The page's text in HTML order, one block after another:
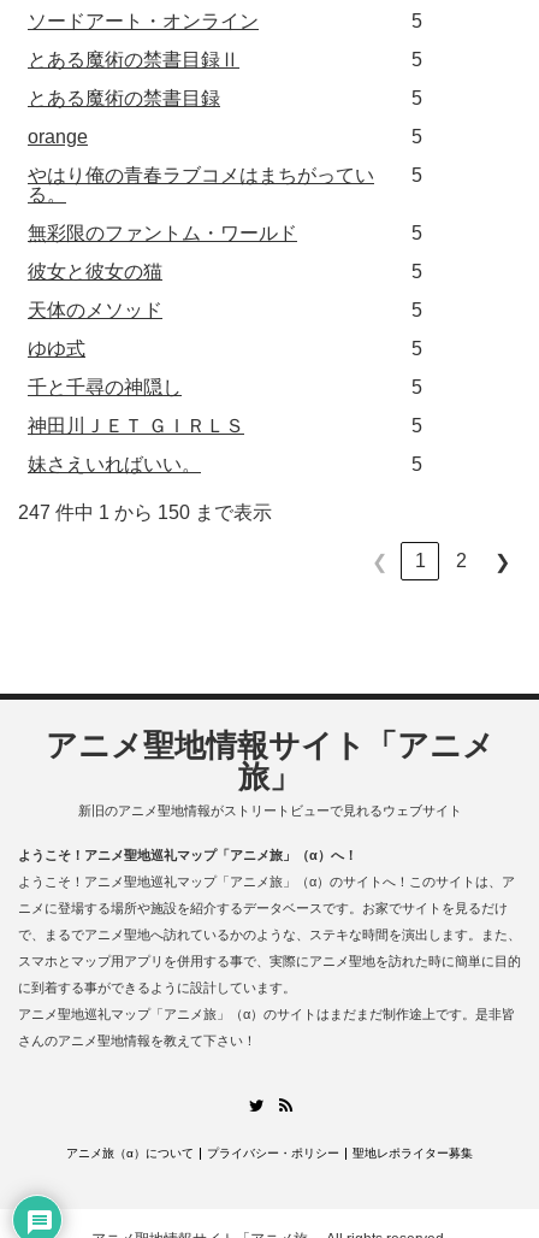
ソードアート・オンライン
5
とある魔術の禁書目録Ⅱ
5
とある魔術の禁書目録
5
orange
5
やはり俺の青春ラブコメはまちがってい
る。
5
無彩限のファントム・ワールド
5
彼女と彼女の猫
5
天体のメソッド
5
ゆゆ式
5
千と千尋の神隠し
5
神田川ＪＥＴ ＧＩＲＬＳ
5
妹さえいればいい。
5
247 件中 1 から 150 まで表示
❮ 1 2 ❯
アニメ聖地情報サイト「アニメ
旅」
新旧のアニメ聖地情報がストリートビューで見れるウェブサイト
ようこそ！アニメ聖地巡礼マップ「アニメ旅」（α）へ！
ようこそ！アニメ聖地巡礼マップ「アニメ旅」（α）のサイトへ！このサイトは、ア
ニメに登場する場所や施設を紹介するデータベースです。お家でサイトを見るだけ
で、まるでアニメ聖地へ訪れているかのような、ステキな時間を演出します。また、
スマホとマップ用アプリを併用する事で、実際にアニメ聖地を訪れた時に簡単に目的
に到着する事ができるように設計しています。
アニメ聖地巡礼マップ「アニメ旅」（α）のサイトはまだまだ制作途上です。是非皆
さんのアニメ聖地情報を教えて下さい！
Twitter
アニメ旅（α）について プライバシー・ポリシー 聖地レポライター募集